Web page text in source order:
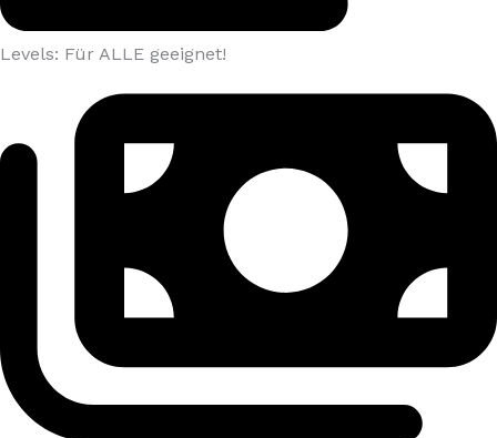
Levels: Für ALLE geeignet!